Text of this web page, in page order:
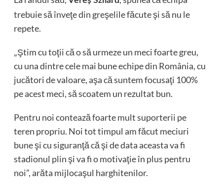
trebuie să înveţe din greşelile făcute şi să nu le
repete.
„Ştim cu toţii că o să urmeze un meci foarte greu,
cu una dintre cele mai bune echipe din România, cu
jucători de valoare, aşa că suntem focusaţi 100%
pe acest meci, să scoatem un rezultat bun.
Pentru noi contează foarte mult suporterii pe
teren propriu. Noi tot timpul am făcut meciuri
bune şi cu siguranţă că şi de data aceasta va fi
stadionul plin şi va fi o motivaţie în plus pentru
noi”, arăta mijlocaşul harghitenilor.